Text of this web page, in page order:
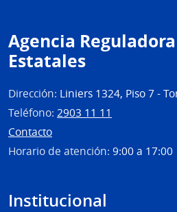
Agencia
Estatales
Dirección: Liniers 1324, Piso 7 -
Teléfono: 2903 11 11
Contacto
Horario de atención: 9:00 a 17:00
Institucional